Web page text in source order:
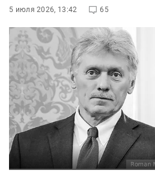
5 июля 2026, 13:42 65